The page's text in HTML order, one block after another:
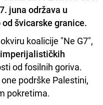
juna održava u
švicarske granice.
koalicije "Ne G7",
od fosilnih goriva.
podrške Palestini,
pokretima.